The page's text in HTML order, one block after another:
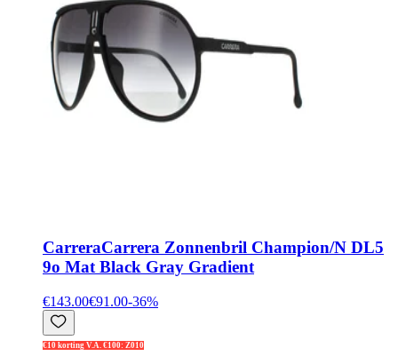
CarreraCarrera Zonnenbril Champion/N DL5
9o Mat Black Gray Gradient
€143.00€91.00-36%
€10 korting V.A. €100: Z010